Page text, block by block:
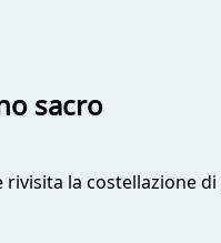
sacro
la costellazione